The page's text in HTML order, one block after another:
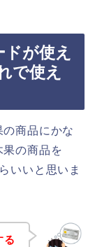
が使え
で使え
商品にかな
果の商品を
いいと思いま
る